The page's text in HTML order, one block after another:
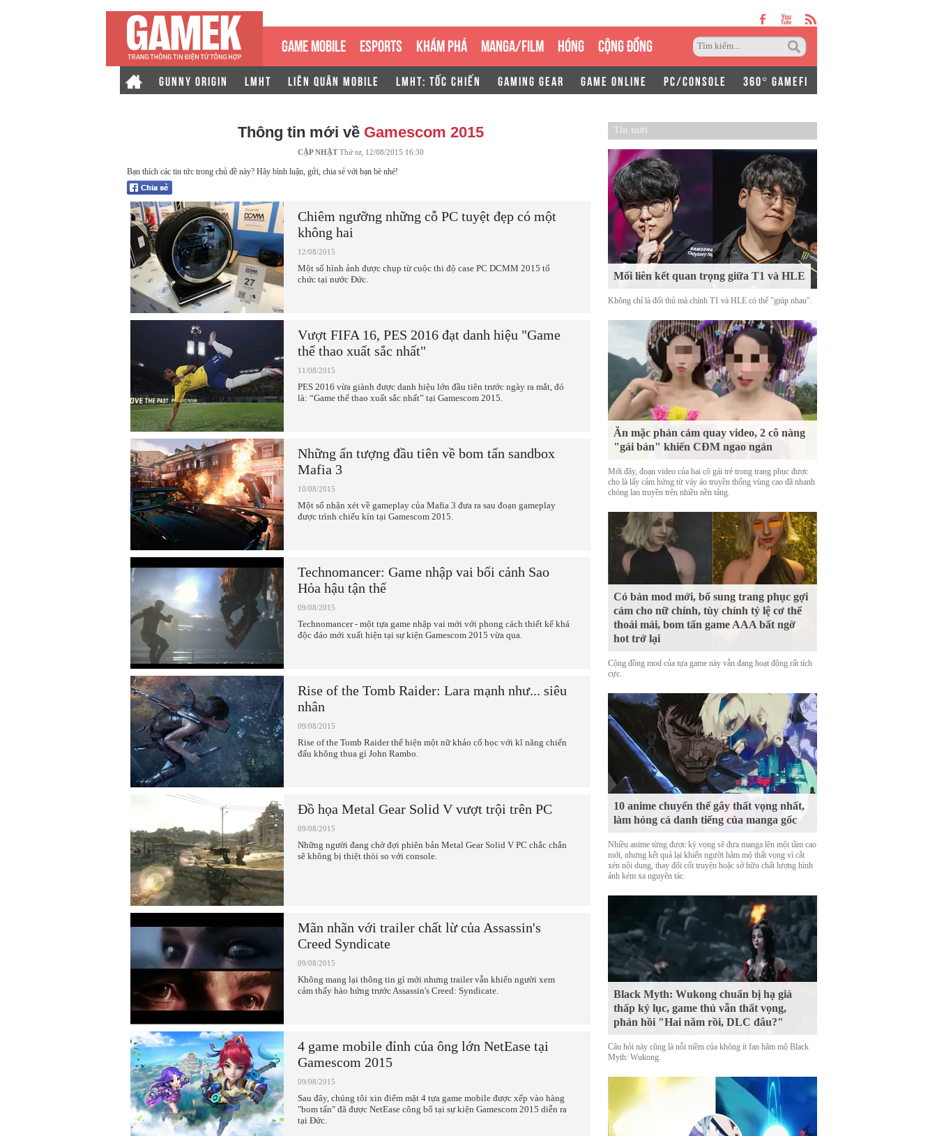
GAME MOBILE ESPORTS KHÁM PHÁ MANGA/FILM HÓNG CỘNG ĐỒNG
GUNNY ORIGIN LMHT LIÊN QUÂN MOBILE LMHT: TỐC CHIẾN GAMING GEAR GAME ONLINE PC/CONSOLE 360° GAMEFI
Thông tin mới về Gamescom 2015
CẬP NHẬTThứ tư, 12/08/2015 16:30
Bạn thích các tin tức trong chủ đề này? Hãy bình luận, gửi, chia sẻ với bạn bè nhé!
Chiêm ngưỡng những cỗ PC tuyệt đẹp có một
không hai
12/08/2015
Một số hình ảnh được chụp từ cuộc thi độ case PC DCMM 2015 tổ
chức tại nước Đức.
Vượt FIFA 16, PES 2016 đạt danh hiệu "Game
thể thao xuất sắc nhất"
11/08/2015
PES 2016 vừa giành được danh hiệu lớn đầu tiên trước ngày ra mắt, đó
là: “Game thể thao xuất sắc nhất” tại Gamescom 2015.
Những ấn tượng đầu tiên về bom tấn sandbox
Mafia 3
10/08/2015
Một số nhận xét về gameplay của Mafia 3 đưa ra sau đoạn gameplay
được trình chiếu kín tại Gamescom 2015.
Technomancer: Game nhập vai bối cảnh Sao
Hỏa hậu tận thế
09/08/2015
Technomancer - một tựa game nhập vai mới với phong cách thiết kế khá
độc đáo mới xuất hiện tại sự kiện Gamescom 2015 vừa qua.
Rise of the Tomb Raider: Lara mạnh như... siêu
nhân
09/08/2015
Rise of the Tomb Raider thể hiện một nữ khảo cổ học với kĩ năng chiến
đấu không thua gì John Rambo.
Đồ họa Metal Gear Solid V vượt trội trên PC
09/08/2015
Những người đang chờ đợi phiên bản Metal Gear Solid V PC chắc chắn
sẽ không bị thiệt thòi so với console.
Mãn nhãn với trailer chất lừ của Assassin's
Creed Syndicate
09/08/2015
Không mang lại thông tin gì mới nhưng trailer vẫn khiến người xem
cảm thấy hào hứng trước Assassin's Creed: Syndicate.
4 game mobile đỉnh của ông lớn NetEase tại
Gamescom 2015
09/08/2015
Sau đây, chúng tôi xin điểm mặt 4 tựa game mobile được xếp vào hàng
"bom tấn" đã được NetEase công bố tại sự kiện Gamescom 2015 diễn ra
tại Đức.
Tin mới
Mối liên kết quan trọng giữa T1 và HLE
Không chỉ là đối thủ mà chính T1 và HLE có thể "giúp nhau".
Ăn mặc phản cảm quay video, 2 cô nàng
"gái bản" khiến CĐM ngao ngán
Mới đây, đoạn video của hai cô gái trẻ trong trang phục được
cho là lấy cảm hứng từ váy áo truyền thống vùng cao đã nhanh
chóng lan truyền trên nhiều nền tảng.
Có bản mod mới, bổ sung trang phục gợi
cảm cho nữ chính, tùy chỉnh tỷ lệ cơ thể
thoải mái, bom tấn game AAA bất ngờ
hot trở lại
Cộng đồng mod của tựa game này vẫn đang hoạt động rất tích
cực.
10 anime chuyển thể gây thất vọng nhất,
làm hỏng cả danh tiếng của manga gốc
Nhiều anime từng được kỳ vọng sẽ đưa manga lên một tầm cao
mới, nhưng kết quả lại khiến người hâm mộ thất vọng vì cắt
xén nội dung, thay đổi cốt truyện hoặc sở hữu chất lượng hình
ảnh kém xa nguyên tác.
Black Myth: Wukong chuẩn bị hạ giá
thấp kỷ lục, game thủ vẫn thất vọng,
phản hồi "Hai năm rồi, DLC đâu?"
Câu hỏi này cũng là nỗi niềm của không ít fan hâm mộ Black
Myth: Wukong.